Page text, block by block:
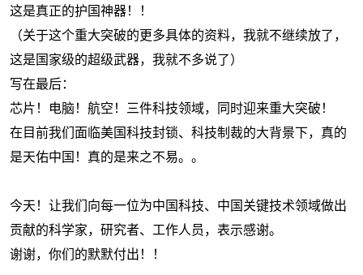
这是真正的护国神器！！
（关于这个重大突破的更多具体的资料，我就不继续放了，
这是国家级的超级武器，我就不多说了）
写在最后：
芯片！电脑！航空！三件科技领域，同时迎来重大突破！
在目前我们面临美国科技封锁、科技制裁的大背景下，真的
是天佑中国！真的是来之不易。。
今天！让我们向每一位为中国科技、中国关键技术领域做出
贡献的科学家，研究者、工作人员，表示感谢。
谢谢，你们的默默付出！！